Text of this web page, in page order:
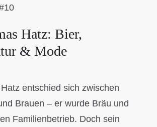
Hatz: Bier,
& Mode
entschied sich zwischen
Brauen – er wurde Bräu und
Familienbetrieb. Doch sein